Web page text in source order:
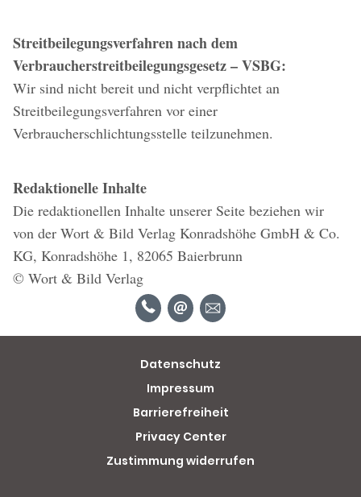
Streitbeilegungsverfahren nach dem
Verbraucherstreitbeilegungsgesetz – VSBG:
Wir sind nicht bereit und nicht verpflichtet an
Streitbeilegungsverfahren vor einer
Verbraucherschlichtungsstelle teilzunehmen.
Redaktionelle Inhalte
Die redaktionellen Inhalte unserer Seite beziehen wir
von der Wort & Bild Verlag Konradshöhe GmbH & Co.
KG, Konradshöhe 1, 82065 Baierbrunn
© Wort & Bild Verlag
Datenschutz
Impressum
Barrierefreiheit
Privacy Center
Zustimmung widerrufen